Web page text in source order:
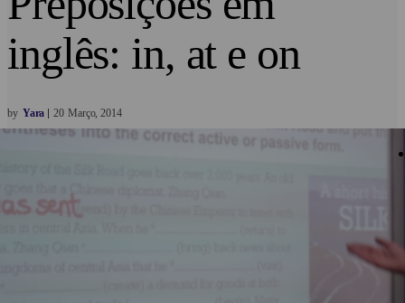
inglês: in, at e on
by Yara 20 Março 2014